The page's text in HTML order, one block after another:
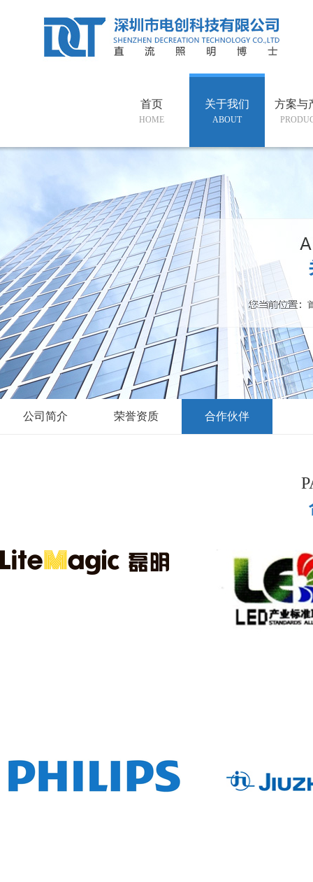
首页
HOME
关于我们
ABOUT
方案与
公司简介 荣誉资质 合作伙伴